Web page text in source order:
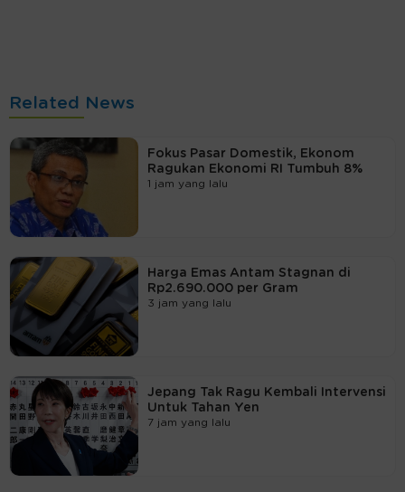
Related News
Fokus Pasar Domestik, Ekonom
Ragukan Ekonomi RI Tumbuh 8%
1 jam yang lalu
Harga Emas Antam Stagnan di
Rp2.690.000 per Gram
3 jam yang lalu
Jepang Tak Ragu Kembali Intervensi
Untuk Tahan Yen
7 jam yang lalu